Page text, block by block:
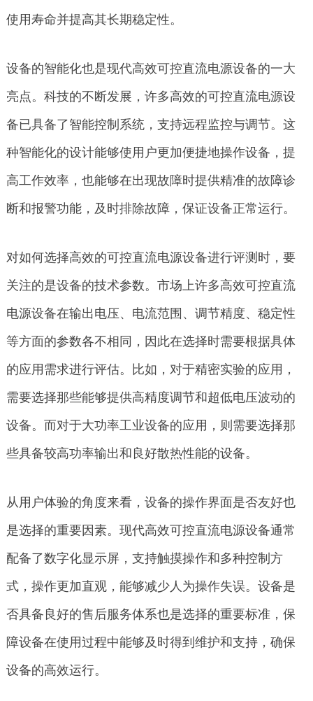
使用寿命并提高其长期稳定性。
设备的智能化也是现代高效可控直流电源设备的一大
亮点。科技的不断发展，许多高效的可控直流电源设
备已具备了智能控制系统，支持远程监控与调节。这
种智能化的设计能够使用户更加便捷地操作设备，提
高工作效率，也能够在出现故障时提供精准的故障诊
断和报警功能，及时排除故障，保证设备正常运行。
对如何选择高效的可控直流电源设备进行评测时，要
关注的是设备的技术参数。市场上许多高效可控直流
电源设备在输出电压、电流范围、调节精度、稳定性
等方面的参数各不相同，因此在选择时需要根据具体
的应用需求进行评估。比如，对于精密实验的应用，
需要选择那些能够提供高精度调节和超低电压波动的
设备。而对于大功率工业设备的应用，则需要选择那
些具备较高功率输出和良好散热性能的设备。
从用户体验的角度来看，设备的操作界面是否友好也
是选择的重要因素。现代高效可控直流电源设备通常
配备了数字化显示屏，支持触摸操作和多种控制方
式，操作更加直观，能够减少人为操作失误。设备是
否具备良好的售后服务体系也是选择的重要标准，保
障设备在使用过程中能够及时得到维护和支持，确保
设备的高效运行。